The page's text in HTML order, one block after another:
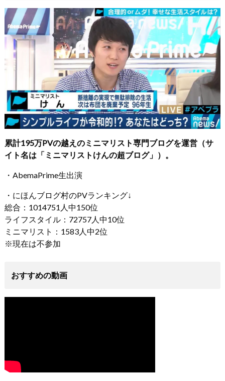
累計195万PVの越えのミニマリスト専門ブログを運営（サ
イト名は「ミニマリストけんの超ブログ」）。
・AbemaPrime生出演
・にほんブログ村のPVランキング↓
総合：1014751人中150位
ライフスタイル：72757人中10位
ミニマリスト：1583人中2位
※現在は不参加
おすすめの動画